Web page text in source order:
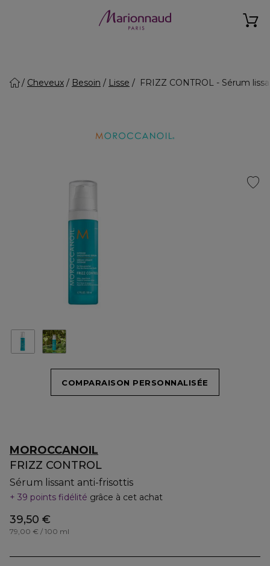
Cheveux Besoin Lisse FRIZZ CONTROL - Sérum
COMPARAISON PERSONNALISÉE
MOROCCANOIL
FRIZZ CONTROL
Sérum lissant anti-frisottis
39 points fidélité grâce à cet achat
39,50 €
79,00 € / 100 ml